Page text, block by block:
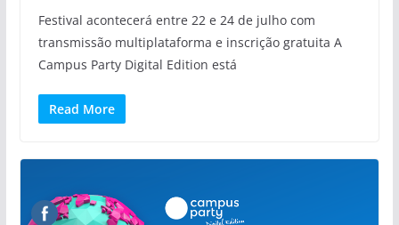
Festival acontecerá entre 22 e 24 de julho com
transmissão multiplataforma e inscrição gratuita A
Campus Party Digital Edition está
Read More